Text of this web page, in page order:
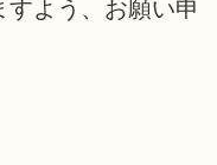
すよう、お願い申